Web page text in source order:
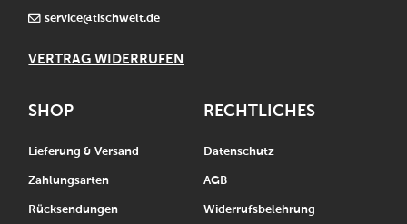
service@tischwelt.de
VERTRAG WIDERRUFEN
SHOP
Lieferung & Versand
Zahlungsarten
Rücksendungen
RECHTLICHES
Datenschutz
AGB
Widerrufsbelehrung